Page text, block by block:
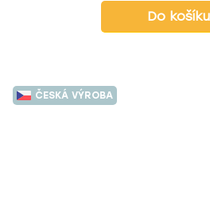
Do košíku
ČESKÁ VÝROBA